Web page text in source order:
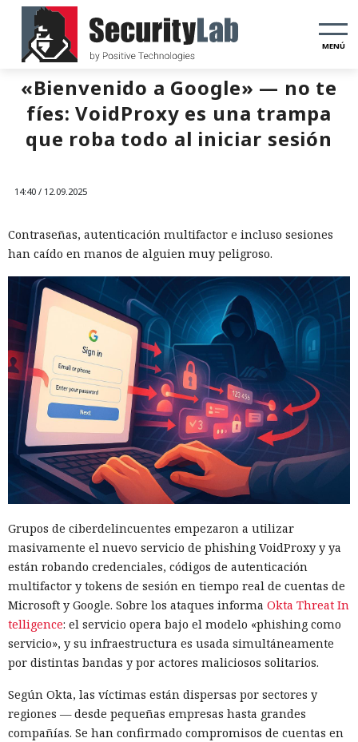
MENÚ
«Bienvenido a Google» — no te
fíes: VoidProxy es una trampa
que roba todo al iniciar sesión
14:40 / 12.09.2025
Contraseñas, autenticación multifactor e incluso sesiones
han caído en manos de alguien muy peligroso.
Grupos de ciberdelincuentes empezaron a utilizar
masivamente el nuevo servicio de phishing VoidProxy y ya
están robando credenciales, códigos de autenticación
multifactor y tokens de sesión en tiempo real de cuentas de
Microsoft y Google. Sobre los ataques informa Okta Threat In
telligence: el servicio opera bajo el modelo «phishing como
servicio», y su infraestructura es usada simultáneamente
por distintas bandas y por actores maliciosos solitarios.
Según Okta, las víctimas están dispersas por sectores y
regiones — desde pequeñas empresas hasta grandes
compañías. Se han confirmado compromisos de cuentas en